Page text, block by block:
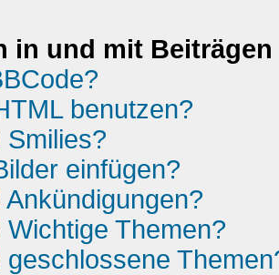
in und mit
benutzen?
Smilies?
einfügen?
Wichtige Themen?
geschlossene